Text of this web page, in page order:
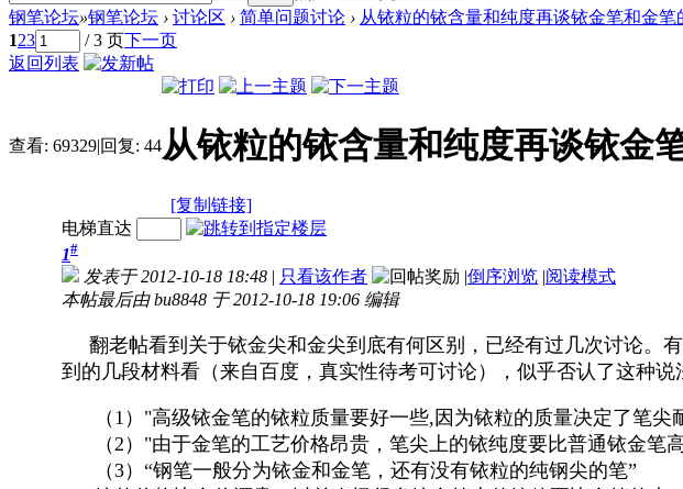
钢笔论坛»钢笔论坛 › 讨论区 › 简单问题讨论 › 从铱粒的铱含量和纯度再谈铱金笔和金笔
123 / 3 页下一页
返回列表
查看: 69329|回复: 44从铱粒的铱含量和纯度再谈铱金
[复制链接]
电梯直达
1#
发表于 2012-10-18 18:48 | 只看该作者 |倒序浏览 |阅读模式
本帖最后由 bu8848 于 2012-10-18 19:06 编辑
翻老帖看到关于铱金尖和金尖到底有何区别，已经有过几次讨论。
到的几段材料看（来自百度，真实性待考可讨论），似乎否认了这种说
（1）"高级铱金笔的铱粒质量要好一些,因为铱粒的质量决定了笔尖
（2）"由于金笔的工艺价格昂贵，笔尖上的铱纯度要比普通铱金笔
（3）“钢笔一般分为铱金和金笔，还有没有铱粒的纯钢尖的笔”